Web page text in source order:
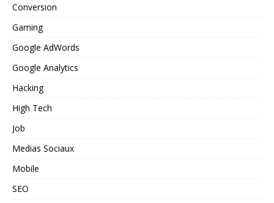
Conversion
Gaming
Google AdWords
Google Analytics
Hacking
High Tech
Job
Medias Sociaux
Mobile
SEO